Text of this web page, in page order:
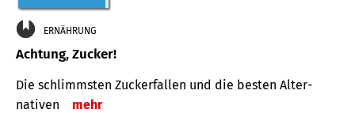
ERNÄHRUNG
Achtung, Zucker!
Die schlimmsten Zucker­fallen und die besten Alter­
nativen
mehr